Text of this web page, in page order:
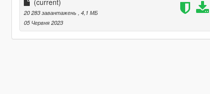
20 283 завантажень
, 4,1 МБ
05 Червня 2023